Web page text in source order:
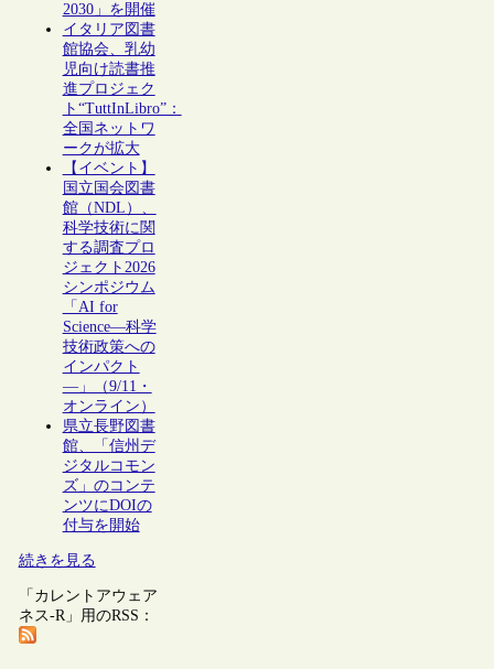
2030」を開催
イタリア図書
館協会、乳幼
児向け読書推
進プロジェク
ト“TuttInLibro”：
全国ネットワ
ークが拡大
【イベント】
国立国会図書
館（NDL）、
科学技術に関
する調査プロ
ジェクト2026
シンポジウム
「AI for
Science―科学
技術政策への
インパクト
―」（9/11・
オンライン）
県立長野図書
館、「信州デ
ジタルコモン
ズ」のコンテ
ンツにDOIの
付与を開始
続きを見る
「カレントアウェア
ネス-R」用のRSS：